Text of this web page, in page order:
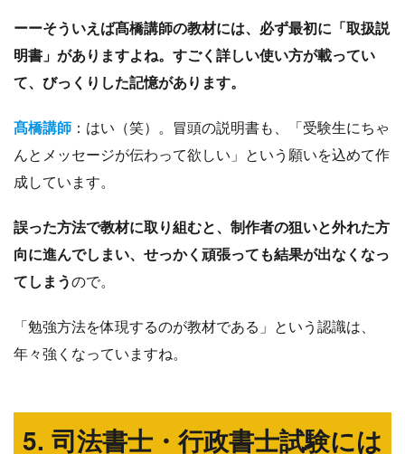
ーーそういえば髙橋講師の教材には、必ず最初に「取扱説
明書」がありますよね。すごく詳しい使い方が載ってい
て、びっくりした記憶があります。
髙橋講師 ：はい（笑）。冒頭の説明書も、「受験生にちゃ
んとメッセージが伝わって欲しい」という願いを込めて作
成しています。
誤った方法で教材に取り組むと、制作者の狙いと外れた方
向に進んでしまい、せっかく頑張っても結果が出なくなっ
てしまうので。
「勉強方法を体現するのが教材である」という認識は、
年々強くなっていますね。
5. 司法書士・行政書士試験には